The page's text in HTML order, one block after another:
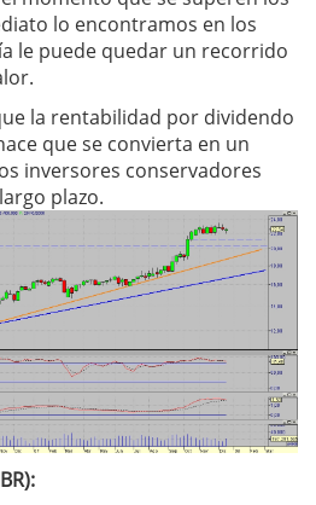
lo encontramos en los
le puede quedar un recorrido
la rentabilidad por dividendo
que se convierta en un
inversores conservadores
plazo.